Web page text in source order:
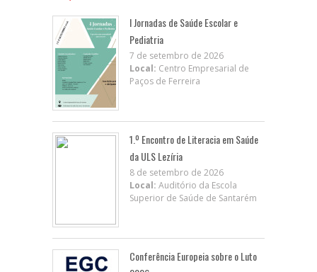
I Jornadas de Saúde Escolar e
Pediatria
7 de setembro de 2026
Local: Centro Empresarial de
Paços de Ferreira
1.º Encontro de Literacia em Saúde
da ULS Lezíria
8 de setembro de 2026
Local: Auditório da Escola
Superior de Saúde de Santarém
Conferência Europeia sobre o Luto